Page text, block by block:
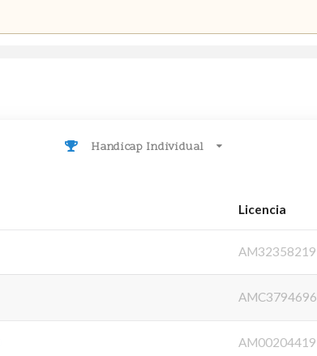
Handicap Individual
Licencia
AM32358219
AMC3794696
AM00204419